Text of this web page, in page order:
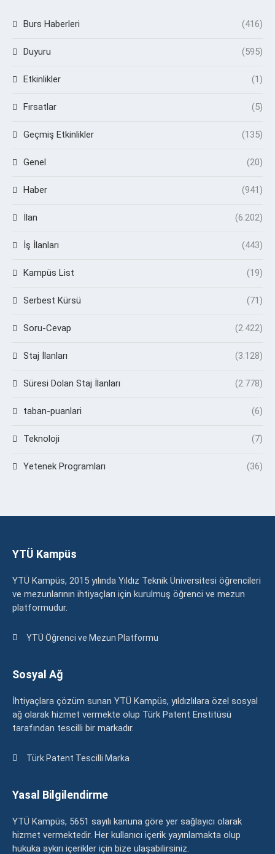
Burs Haberleri (416)
Duyuru (595)
Etkinlikler (1)
Fırsatlar (5)
Geçmiş Etkinlikler (135)
Genel (20)
Haber (941)
İlan (6.202)
İş İlanları (443)
Kampüs List (19)
Serbest Kürsü (71)
Soru-Cevap (2.422)
Staj İlanları (3.128)
Süresi Dolan Staj İlanları (2.778)
taban-puanlari (6)
Teknoloji (7)
Yetenek Programları (36)
YTÜ Kampüs
YTÜ Kampüs, 2015 yılında Yıldız Teknik Üniversitesi öğrencileri
ve mezunlarının ihtiyaçları için kurulmuş öğrenci ve mezun
platformudur.
YTÜ Öğrenci ve Mezun Platformu
Sosyal Ağ
İhtiyaçlara çözüm sunan YTÜ Kampüs, yıldızlılara özel sosyal
ağ olarak hizmet vermekte olup Türk Patent Enstitüsü
tarafından tescilli bir markadır.
Türk Patent Tescilli Marka
Yasal Bilgilendirme
YTÜ Kampüs, 5651 sayılı kanuna göre yer sağlayıcı olarak
hizmet vermektedir. Her kullanıcı içerik yayınlamakta olup
hukuka aykırı içerikler için bize ulaşabilirsiniz.